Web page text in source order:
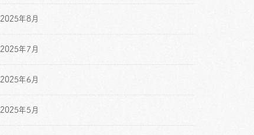
2025年8月
2025年7月
2025年6月
2025年5月